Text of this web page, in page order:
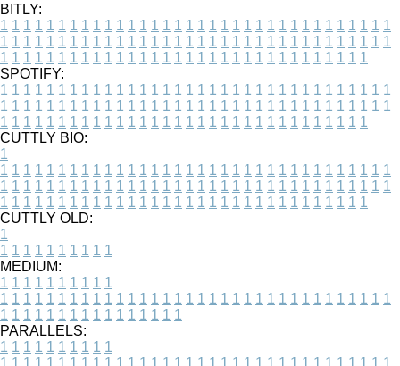
BITLY:
1 1 1 1 1 1 1 1 1 1 1 1 1 1 1 1 1 1 1 1 1 1 1 1 1 1 1 1 1 1 1 1 1 1
1 1 1 1 1 1 1 1 1 1 1 1 1 1 1 1 1 1 1 1 1 1 1 1 1 1 1 1 1 1 1 1 1 1
1 1 1 1 1 1 1 1 1 1 1 1 1 1 1 1 1 1 1 1 1 1 1 1 1 1 1 1 1 1 1 1
SPOTIFY:
1 1 1 1 1 1 1 1 1 1 1 1 1 1 1 1 1 1 1 1 1 1 1 1 1 1 1 1 1 1 1 1 1 1
1 1 1 1 1 1 1 1 1 1 1 1 1 1 1 1 1 1 1 1 1 1 1 1 1 1 1 1 1 1 1 1 1 1
1 1 1 1 1 1 1 1 1 1 1 1 1 1 1 1 1 1 1 1 1 1 1 1 1 1 1 1 1 1 1 1
CUTTLY BIO:
1
1 1 1 1 1 1 1 1 1 1 1 1 1 1 1 1 1 1 1 1 1 1 1 1 1 1 1 1 1 1 1 1 1 1
1 1 1 1 1 1 1 1 1 1 1 1 1 1 1 1 1 1 1 1 1 1 1 1 1 1 1 1 1 1 1 1 1 1
1 1 1 1 1 1 1 1 1 1 1 1 1 1 1 1 1 1 1 1 1 1 1 1 1 1 1 1 1 1 1 1
CUTTLY OLD:
1
1 1 1 1 1 1 1 1 1 1
MEDIUM:
1 1 1 1 1 1 1 1 1 1
1 1 1 1 1 1 1 1 1 1 1 1 1 1 1 1 1 1 1 1 1 1 1 1 1 1 1 1 1 1 1 1 1 1
1 1 1 1 1 1 1 1 1 1 1 1 1 1 1 1
PARALLELS:
1 1 1 1 1 1 1 1 1 1
1 1 1 1 1 1 1 1 1 1 1 1 1 1 1 1 1 1 1 1 1 1 1 1 1 1 1 1 1 1 1 1 1 1